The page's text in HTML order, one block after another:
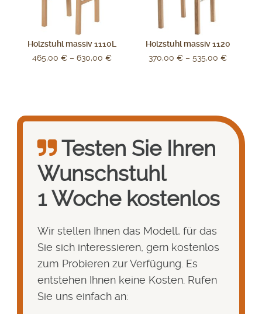
Holzstuhl massiv 1110L
465,00 €– 630,00 €
Holzstuhl massiv 1120
370,00€ – 535,00€
Testen Sie Ihren
Wunsch­stuhl
1 Woche kostenlos
Wir stellen Ihnen das Modell, für das
Sie sich interessieren, gern kostenlos
zum Probieren zur Verfügung. Es
entstehen Ihnen keine Kosten. Rufen
Sie uns einfach an: